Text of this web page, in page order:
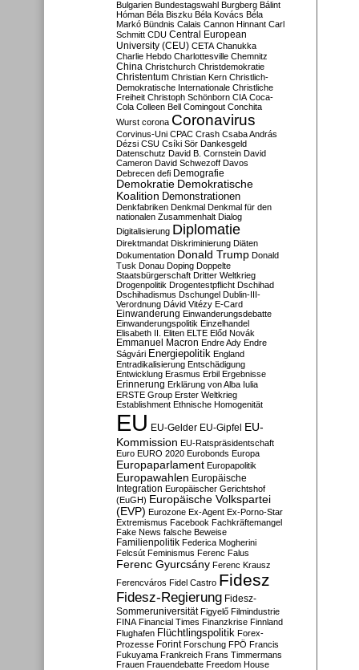
Bulgarien Bundestagswahl Burgberg Bálint
Hóman Béla Biszku Béla Kovács Béla
Markó Bündnis Calais Cannon Hinnant Carl
Schmitt CDU Central European
University (CEU) CETA Chanukka
Charlie Hebdo Charlottesville Chemnitz
China Christchurch Christdemokratie
Christentum Christian Kern Christlich-
Demokratische Internationale Christliche
Freiheit Christoph Schönborn CIA Coca-
Cola Colleen Bell Comingout Conchita
Wurst corona Coronavirus
Corvinus-Uni CPAC Crash Csaba András
Dézsi CSU Csíki Sör Dankesgeld
Datenschutz David B. Cornstein David
Cameron David Schwezoff Davos
Debrecen defi Demografie
Demokratie Demokratische
Koalition Demonstrationen
Denkfabriken Denkmal Denkmal für den
nationalen Zusammenhalt Dialog
Digitalisierung Diplomatie
Direktmandat Diskriminierung Diäten
Dokumentation Donald Trump Donald
Tusk Donau Doping Doppelte
Staatsbürgerschaft Dritter Weltkrieg
Drogenpolitik Drogentestpflicht Dschihad
Dschihadismus Dschungel Dublin-III-
Verordnung Dávid Vitézy E-Card
Einwanderung Einwanderungsdebatte
Einwanderungspolitik Einzelhandel
Elisabeth II. Eliten ELTE Előd Novák
Emmanuel Macron Endre Ady Endre
Ságvári Energiepolitik England
Entradikalisierung Entschädigung
Entwicklung Erasmus Erbil Ergebnisse
Erinnerung Erklärung von Alba Iulia
ERSTE Group Erster Weltkrieg
Establishment Ethnische Homogenität
EU EU-Gelder EU-Gipfel EU-
Kommission EU-Ratspräsidentschaft
Euro EURO 2020 Eurobonds Europa
Europaparlament Europapolitik
Europawahlen Europäische
Integration Europäischer Gerichtshof
(EuGH) Europäische Volkspartei
(EVP) Eurozone Ex-Agent Ex-Porno-Star
Extremismus Facebook Fachkräftemangel
Fake News falsche Beweise
Familienpolitik Federica Mogherini
Felcsút Feminismus Ferenc Falus
Ferenc Gyurcsány Ferenc Krausz
Ferencváros Fidel Castro Fidesz
Fidesz-Regierung Fidesz-
Sommeruniversität Figyelő Filmindustrie
FINA Financial Times Finanzkrise Finnland
Flughafen Flüchtlingspolitik Forex-
Prozesse Forint Forschung FPÖ Francis
Fukuyama Frankreich Frans Timmermans
Frauen Frauendebatte Freedom House